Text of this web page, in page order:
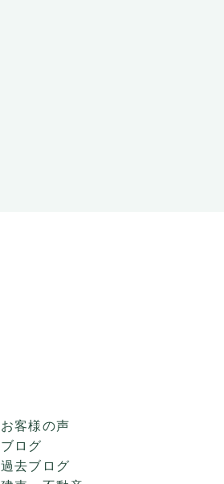
お客様の声
ブログ
過去ブログ